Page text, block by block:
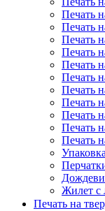
Печать
Печать
Печать
Печать
Печать
Печать
Печать
Печать
Печать
Печать
Печать
Жилет с
Печать на